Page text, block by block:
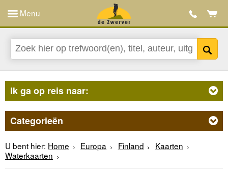
Menu
Ik ga op reis naar:
Categorieën
U bent hier: Home Europa Finland
Kaarten
Waterkaarten